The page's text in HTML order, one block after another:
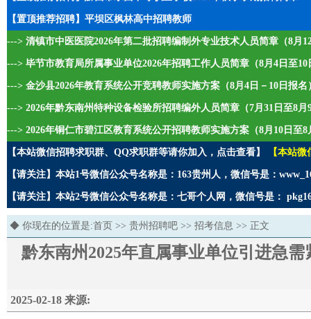
【置顶推荐招聘】平坝区枫林高中招聘教师
---> 清镇市中医医院2026年第二批招聘编制外专业技术人员简章（8月
---> 毕节市教育局所属事业单位2026年招聘工作人员简章（8月4日至10
---> 金沙县2026年教育系统公开竞聘教师实施方案（8月4日－10日报名
---> 2026年黔东南州特种设备检验所招聘编外人员简章（7月31日至8月
---> 2026年铜仁市碧江区教育系统公开招聘教师实施方案（8月10日至8
【本站微信招聘求职群、QQ求职群等请你加入，点击查看】 【本站
【请关注】本站1号微信公众号名称是：163贵州人，微信号是：
【请关注】本站2号微信公众号名称是：七哥个人网，微信号是：
◆ 你现在的位置是:首页 >> 贵州招聘吧 >> 招考信息 >> 正文
黔东南州2025年直属事业单位引进急
2025-02-18 来源: